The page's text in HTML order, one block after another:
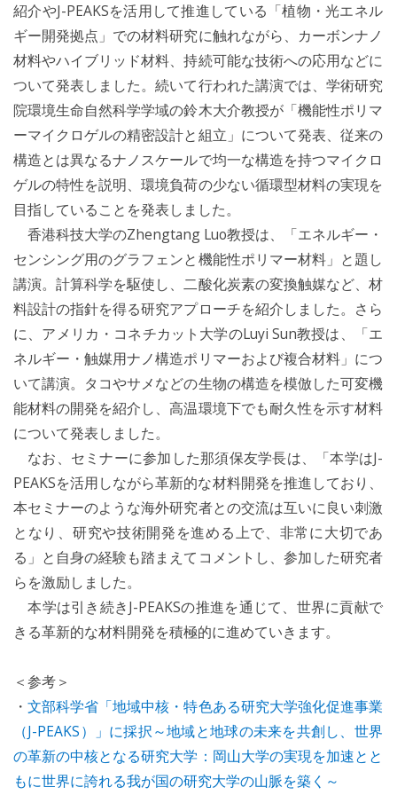
紹介やJ-PEAKSを活用して推進している「植物・光エネル
ギー開発拠点」での材料研究に触れながら、カーボンナノ
材料やハイブリッド材料、持続可能な技術への応用などに
ついて発表しました。続いて行われた講演では、学術研究
院環境生命自然科学学域の鈴木大介教授が「機能性ポリマ
ーマイクロゲルの精密設計と組立」について発表、従来の
構造とは異なるナノスケールで均一な構造を持つマイクロ
ゲルの特性を説明、環境負荷の少ない循環型材料の実現を
目指していることを発表しました。
香港科技大学のZhengtang Luo教授は、「エネルギー・
センシング用のグラフェンと機能性ポリマー材料」と題し
講演。計算科学を駆使し、二酸化炭素の変換触媒など、材
料設計の指針を得る研究アプローチを紹介しました。さら
に、アメリカ・コネチカット大学のLuyi Sun教授は、「エ
ネルギー・触媒用ナノ構造ポリマーおよび複合材料」につ
いて講演。タコやサメなどの生物の構造を模倣した可変機
能材料の開発を紹介し、高温環境下でも耐久性を示す材料
について発表しました。
なお、セミナーに参加した那須保友学長は、「本学はJ-
PEAKSを活用しながら革新的な材料開発を推進しており、
本セミナーのような海外研究者との交流は互いに良い刺激
となり、研究や技術開発を進める上で、非常に大切であ
る」と自身の経験も踏まえてコメントし、参加した研究者
らを激励しました。
本学は引き続きJ-PEAKSの推進を通じて、世界に貢献で
きる革新的な材料開発を積極的に進めていきます。
＜参考＞
・文部科学省「地域中核・特色ある研究大学強化促進事業
（J-PEAKS）」に採択～地域と地球の未来を共創し、世界
の革新の中核となる研究大学：岡山大学の実現を加速とと
もに世界に誇れる我が国の研究大学の山脈を築く～